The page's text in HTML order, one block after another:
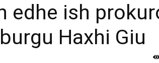
edhe ish
Haxhi Giu